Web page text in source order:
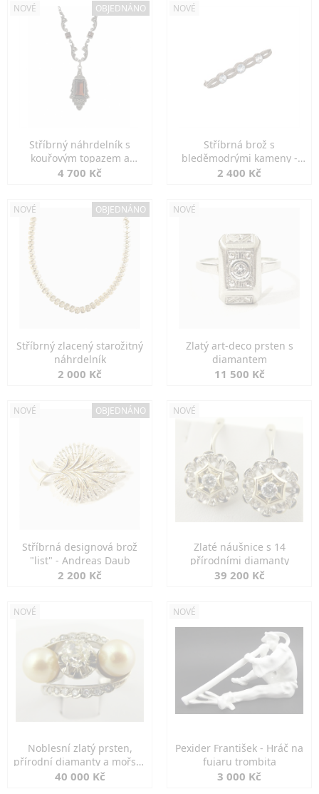
NOVÉ OBJEDNÁNO
Stříbrný náhrdelník s
kouřovým topazem a
markazity
4 700 Kč
NOVÉ
Stříbrná brož s
bleděmodrými kameny -
jemná elegance
2 400 Kč
NOVÉ OBJEDNÁNO
Stříbrný zlacený starožitný
náhrdelník
2 000 Kč
NOVÉ
Zlatý art-deco prsten s
diamantem
11 500 Kč
NOVÉ OBJEDNÁNO
Stříbrná designová brož
"list" - Andreas Daub
2 200 Kč
NOVÉ
Zlaté náušnice s 14
přírodními diamanty
39 200 Kč
NOVÉ
Noblesní zlatý prsten,
přírodní diamanty a mořské
perly
40 000 Kč
NOVÉ
Pexider František - Hráč na
fujaru trombita
3 000 Kč